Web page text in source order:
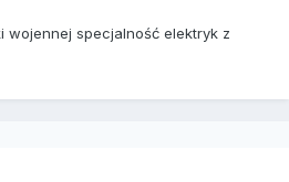
wojennej specjalność elektryk z